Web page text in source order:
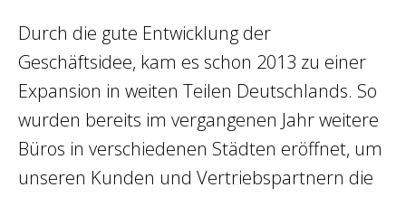
Durch die gute Entwicklung der
Geschäftsidee, kam es schon 2013 zu einer
Expansion in weiten Teilen Deutschlands. So
wurden bereits im vergangenen Jahr weitere
Büros in verschiedenen Städten eröffnet, um
unseren Kunden und Vertriebspartnern die